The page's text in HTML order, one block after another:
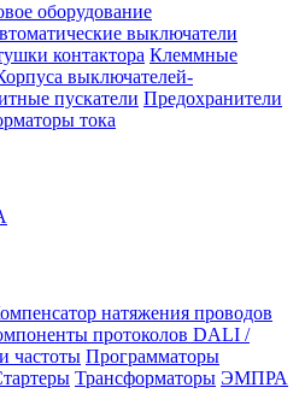
оборудование
выключатели
контактора Клеммные
выключателей-
пускатели Предохранители
тока
натяжения проводов
протоколов DALI /
частоты Программаторы
Трансформаторы ЭМПРА